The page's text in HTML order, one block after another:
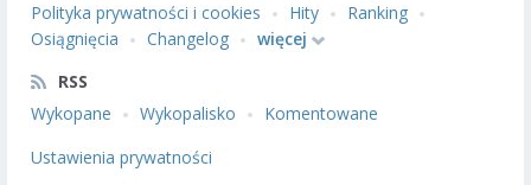
Polityka prywatności i cookies
Hity
Ranking
Osiągnięcia
Changelog
więcej
RSS
Wykopane
Wykopalisko
Komentowane
Ustawienia prywatności